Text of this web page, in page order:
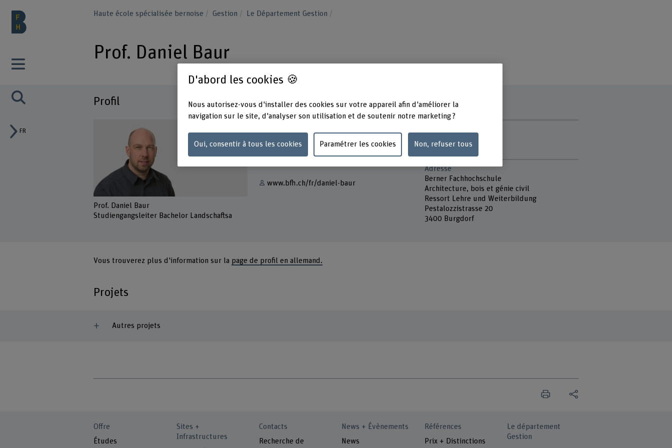
FR
Haute école spécialisée bernoise Gestion Le Département Gestion
Prof. Daniel Baur
Profil
Prof. Daniel Baur
Studiengangsleiter Bachelor Landschaftsa
+41 34 426 41 73
www.bfh.ch/fr/daniel-baur
Vendredi
Adresse
Berner Fachhochschule
Architecture, bois et génie civil
Ressort Lehre und Weiterbildung
Pestalozzistrasse 20
3400 Burgdorf
Vous trouverez plus d'information sur la page de profil en allemand.
Projets
Autres projets
Offre
Études
Sites +
Infrastructures
Contacts
Recherche de
News + Évènements
News
Références
Prix + Distinctions
Le département
Gestion
D'abord les cookies 🍪
Nous autorisez-vous d'installer des cookies sur votre appareil afin d'améliorer la
navigation sur le site, d'analyser son utilisation et de soutenir notre marketing ?
Oui, consentir à tous les cookies Paramétrer les cookies Non, refuser tous